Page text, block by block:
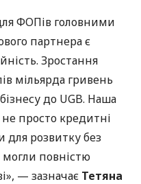
ФОПів головними
партнера є
Зростання
мільярда гривень
до UGB. Наша
просто кредитні
для розвитку без
могли повністю
— зазначає Тетяна